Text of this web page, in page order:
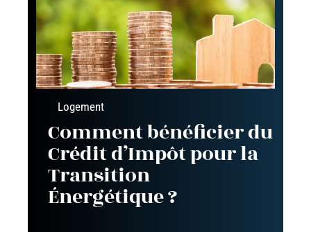
Logement
Comment bénéficier du
Crédit d’Impôt pour la
Transition
Énergétique ?